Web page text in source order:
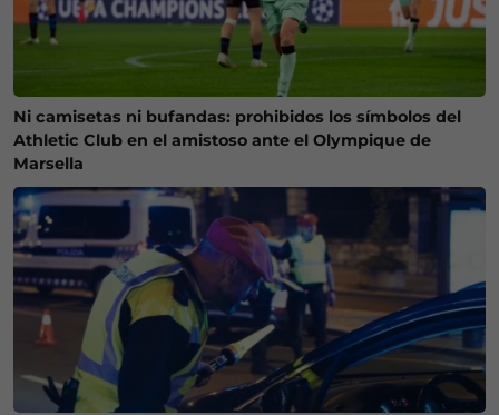
Ni camisetas ni bufandas: prohibidos los símbolos del
Athletic Club en el amistoso ante el Olympique de
Marsella